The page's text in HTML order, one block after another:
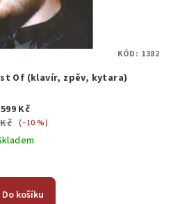
Of (klavír, zpěv, kytara)
599 Kč
(–10 %)
Do košíku
KÓD: 1382